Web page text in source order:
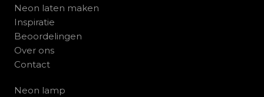
Neon laten maken
Inspiratie
Beoordelingen
Over ons
Contact
Neon lamp